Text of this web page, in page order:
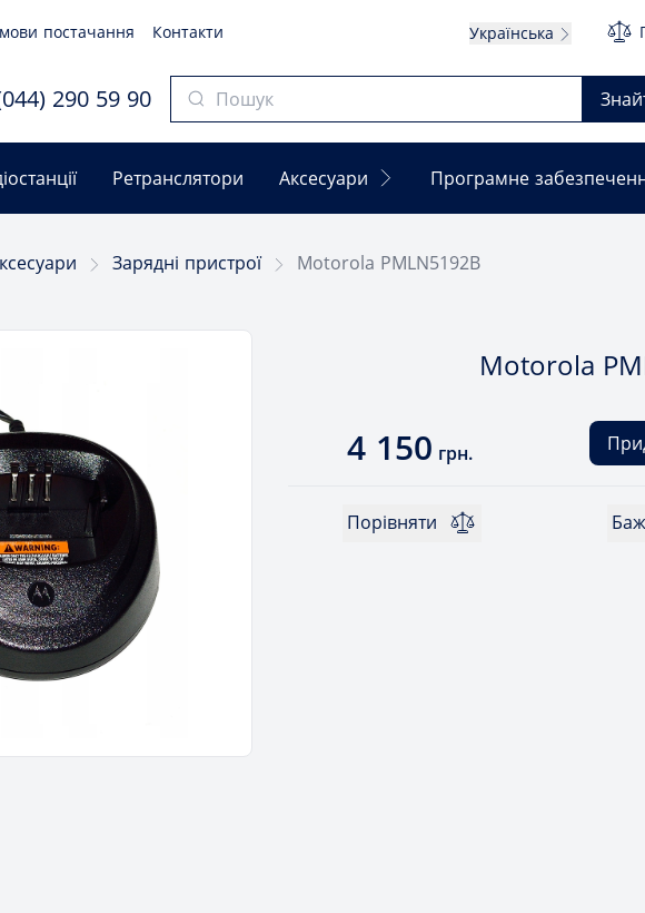
постачання Контакти Українська
290 59 90
Ретранслятори Аксесуари Програмне
Зарядні пристрої Motorola PMLN5192B
Motorola
4 150 грн.
Порівняти